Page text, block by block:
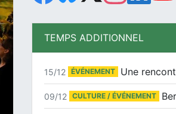
TEMPS ADDITIONNEL
15/12 ÉVÉNEMENT
09/12 CULTURE / ÉVÉNEMENT